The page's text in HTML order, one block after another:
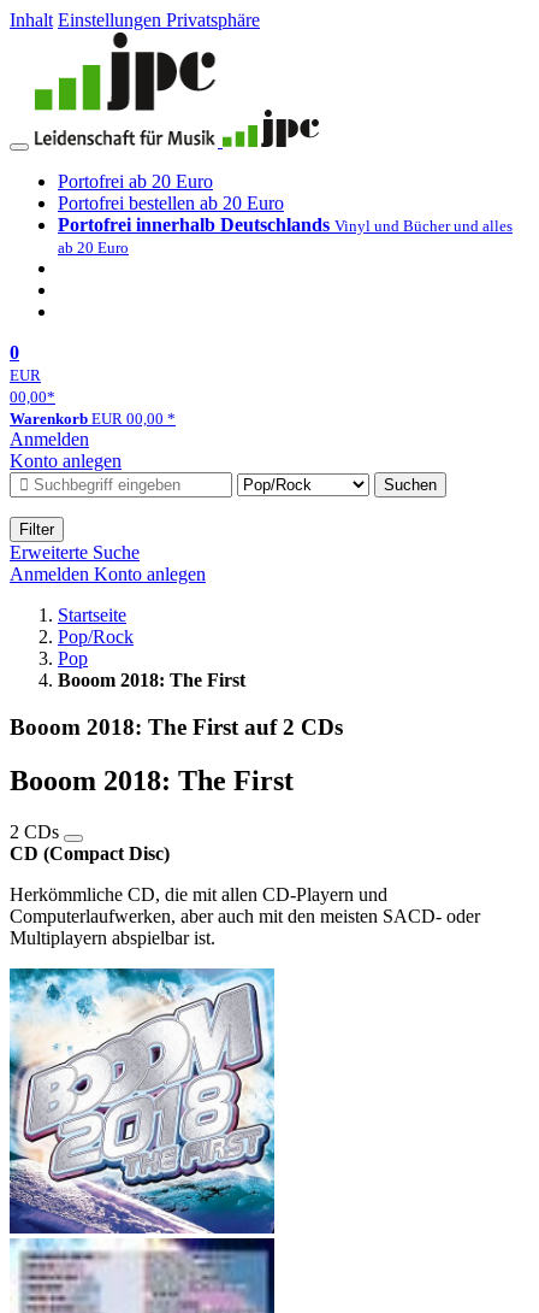
Inhalt Einstellungen Privatsphäre
Portofrei ab 20 Euro
Portofrei bestellen ab 20 Euro
Portofrei innerhalb Deutschlands Vinyl und Bücher und alles
ab 20 Euro
0
EUR
00,00*
Warenkorb EUR 00,00 *
Anmelden
Konto anlegen
Suchen
Filter
Erweiterte Suche
Anmelden Konto anlegen
Startseite
Pop/Rock
Pop
Booom 2018: The First
Booom 2018: The First auf 2 CDs
Booom 2018: The First
2 CDs
CD (Compact Disc)
Herkömmliche CD, die mit allen CD-Playern und
Computerlaufwerken, aber auch mit den meisten SACD- oder
Multiplayern abspielbar ist.